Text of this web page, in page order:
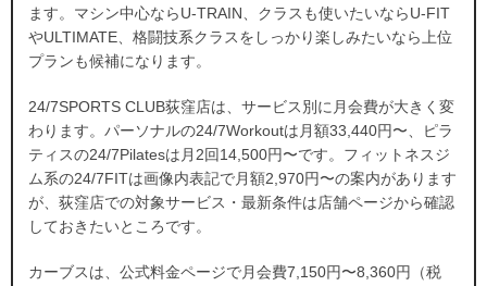
ます。マシン中心ならU-TRAIN、クラスも使いたいならU-FIT
やULTIMATE、格闘技系クラスをしっかり楽しみたいなら上位
プランも候補になります。
24/7SPORTS CLUB荻窪店は、サービス別に月会費が大きく変
わります。パーソナルの24/7Workoutは月額33,440円〜、ピラ
ティスの24/7Pilatesは月2回14,500円〜です。フィットネスジ
ム系の24/7FITは画像内表記で月額2,970円〜の案内があります
が、荻窪店での対象サービス・最新条件は店舗ページから確認
しておきたいところです。
カーブスは、公式料金ページで月会費7,150円〜8,360円（税